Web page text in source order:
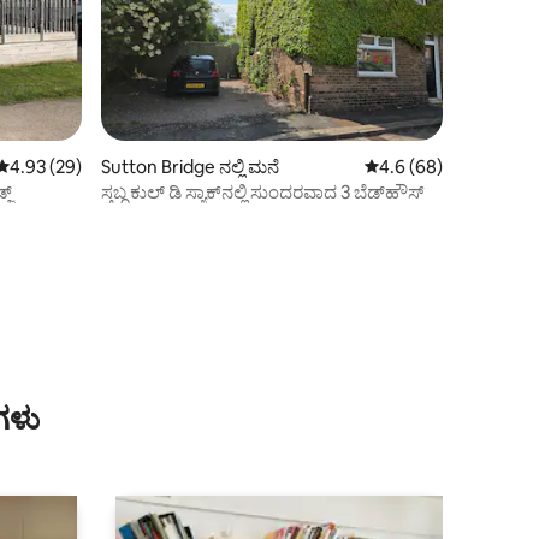
ರಲ್ಲಿ 4.93 ಸರಾಸರಿ ರೇಟಿಂಗ್, 29 ವಿಮರ್ಶೆಗಳು
4.93 (29)
Sutton Bridge ನಲ್ಲಿ ಮನೆ 5 ರಲ್ಲಿ 4.6 ಸರಾಸರಿ
4.6 (68)
ಸ್ತಬ್ಧ ಕುಲ್ ಡಿ ಸ್ಯಾಕ್‌ನಲ್ಲಿ ಸುಂದರವಾದ 3 ಬೆಡ್‌ಹೌಸ್